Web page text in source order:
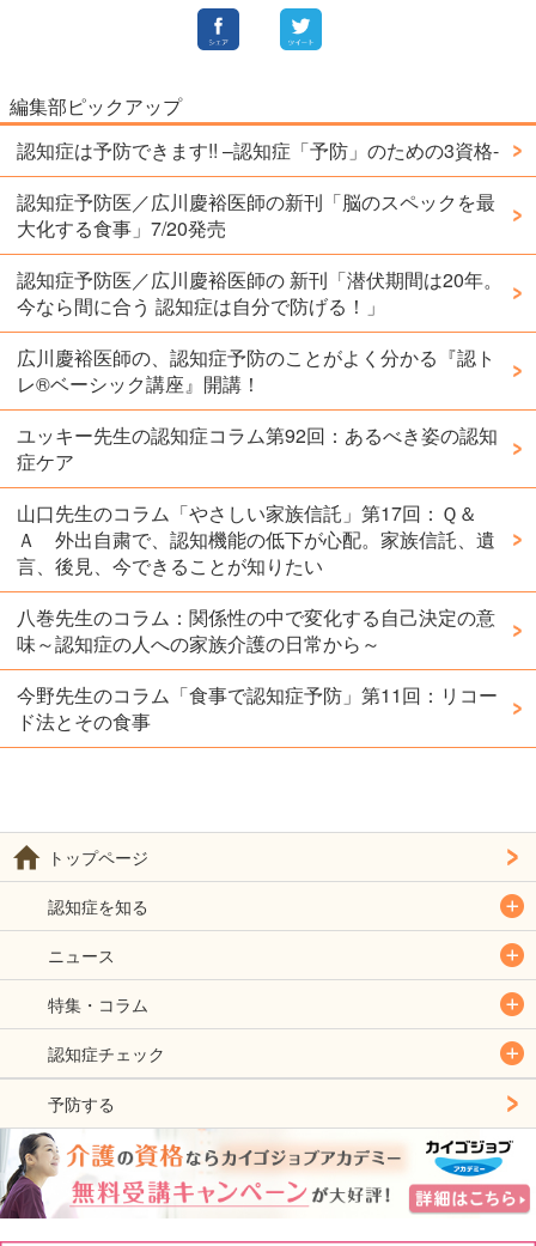
編集部ピックアップ
認知症は予防できます!! –認知症「予防」のための3資格-
認知症予防医／広川慶裕医師の新刊「脳のスペックを最
大化する食事」7/20発売
認知症予防医／広川慶裕医師の 新刊「潜伏期間は20年。
今なら間に合う 認知症は自分で防げる！」
広川慶裕医師の、認知症予防のことがよく分かる『認ト
レ®️ベーシック講座』開講！
ユッキー先生の認知症コラム第92回：あるべき姿の認知
症ケア
山口先生のコラム「やさしい家族信託」第17回：Ｑ＆
Ａ 外出自粛で、認知機能の低下が心配。家族信託、遺
言、後見、今できることが知りたい
八巻先生のコラム：関係性の中で変化する自己決定の意
味～認知症の人への家族介護の日常から～
今野先生のコラム「食事で認知症予防」第11回：リコー
ド法とその食事
トップページ
認知症を知る
ニュース
特集・コラム
認知症チェック
予防する